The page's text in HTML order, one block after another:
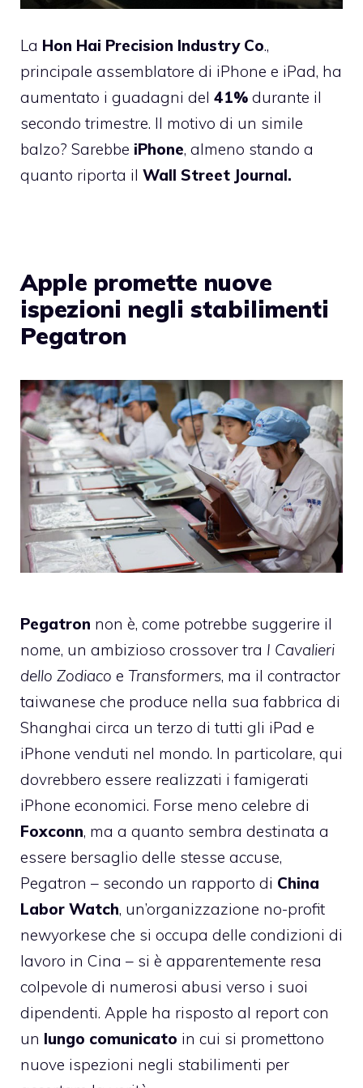
La Hon Hai Precision Industry Co.,
principale assemblatore di iPhone e iPad, ha
aumentato i guadagni del 41% durante il
secondo trimestre. Il motivo di un simile
balzo? Sarebbe iPhone, almeno stando a
quanto riporta il Wall Street Journal.
Apple promette nuove
ispezioni negli stabilimenti
Pegatron
Pegatron non è, come potrebbe suggerire il
nome, un ambizioso crossover tra I Cavalieri
dello Zodiaco e Transformers, ma il contractor
taiwanese che produce nella sua fabbrica di
Shanghai circa un terzo di tutti gli iPad e
iPhone venduti nel mondo. In particolare, qui
dovrebbero essere realizzati i famigerati
iPhone economici. Forse meno celebre di
Foxconn, ma a quanto sembra destinata a
essere bersaglio delle stesse accuse,
Pegatron – secondo un rapporto di China
Labor Watch, un’organizzazione no-profit
newyorkese che si occupa delle condizioni di
lavoro in Cina – si è apparentemente resa
colpevole di numerosi abusi verso i suoi
dipendenti. Apple ha risposto al report con
un lungo comunicato in cui si promettono
nuove ispezioni negli stabilimenti per